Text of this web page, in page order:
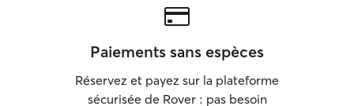
grosse
Paiements sans espèces
Réservez et payez sur la plateforme
sécurisée de Rover : pas besoin